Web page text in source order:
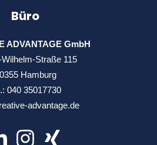
Büro
ADVANTAGE GmbH
Wilhelm-Straße 115
Hamburg
040 35017730
advantage.de